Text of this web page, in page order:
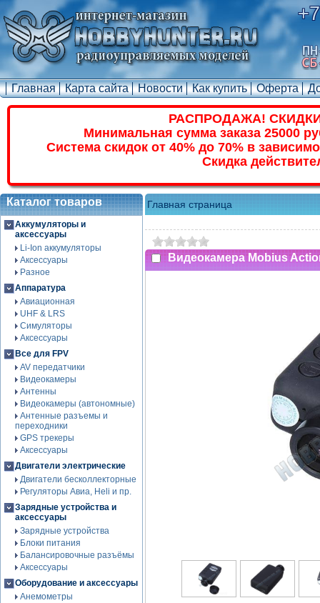
Главная Карта сайта Новости Как купить Оферта
РАСПРОДАЖА!
Минимальная сумма заказа 25000
Система скидок от 40% до 70% в
Скидка
Каталог товаров
Аккумуляторы и
аксессуары
Li-Ion аккумуляторы
Аксессуары
Разное
Аппаратура
Авиационная
UHF & LRS
Симуляторы
Аксессуары
Все для FPV
AV передатчики
Видеокамеры
Антенны
Видеокамеры (автономные)
Антенные разъемы и
переходники
GPS трекеры
Аксессуары
Двигатели электрические
Двигатели бесколлекторные
Регуляторы Авиа, Heli и пр.
Зарядные устройства и
аксессуары
Зарядные устройства
Блоки питания
Балансировочные разъёмы
Аксессуары
Оборудование и аксессуары
Анемометры
Главная страница
Видеокамера Mobius